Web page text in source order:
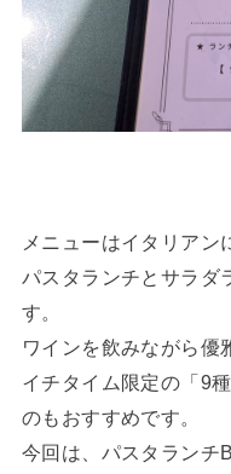
メニューはイタリア
パスタランチとサラダ
す。
ワインを飲みながら優
イチタイム限定の「9
のもおすすめです。
今回は、パスタランチ